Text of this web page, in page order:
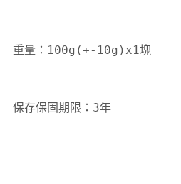
重量：100g(+-10g)x1塊
保存保固期限：3年